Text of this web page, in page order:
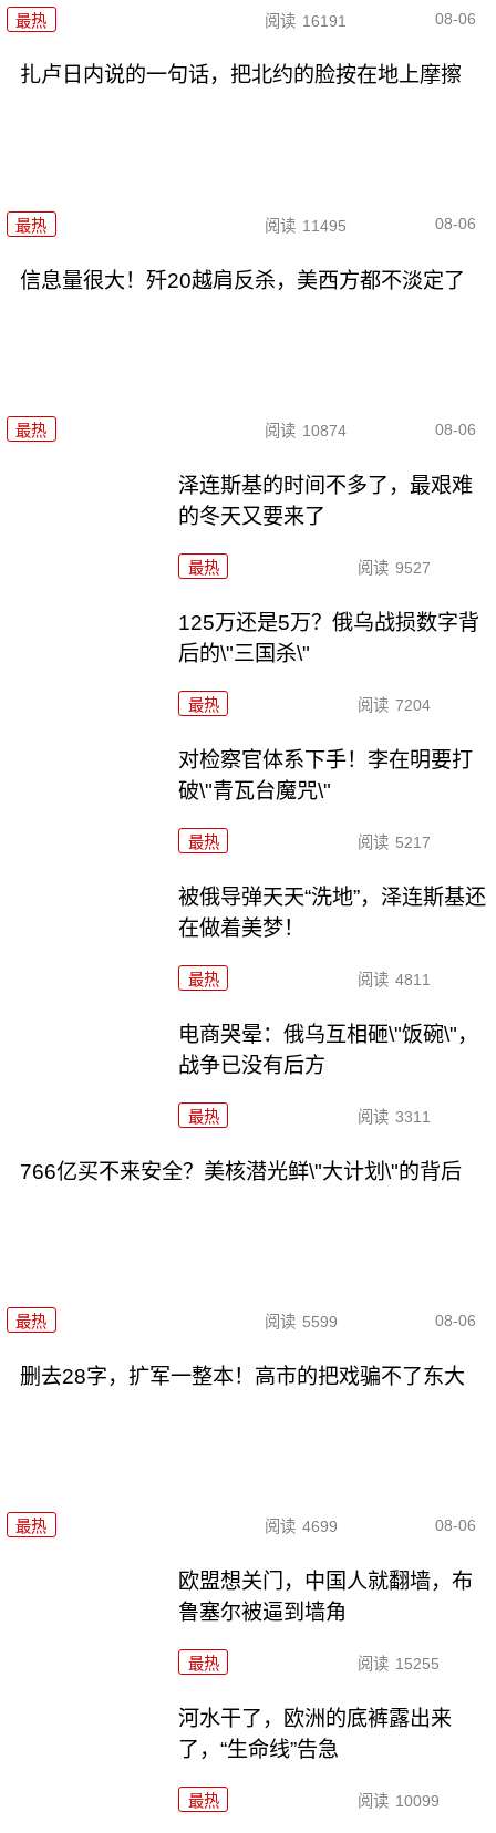
最热 阅读 16191 08-06
扎卢日内说的一句话，把北约的脸按在地上摩擦
最热 阅读 11495 08-06
信息量很大！歼20越肩反杀，美西方都不淡定了
最热 阅读 10874 08-06
泽连斯基的时间不多了，最艰难
的冬天又要来了
最热 阅读 9527
125万还是5万？俄乌战损数字背
后的\"三国杀\"
最热 阅读 7204
对检察官体系下手！李在明要打
破\"青瓦台魔咒\"
最热 阅读 5217
被俄导弹天天“洗地”，泽连斯基还
在做着美梦！
最热 阅读 4811
电商哭晕：俄乌互相砸\"饭碗\"，
战争已没有后方
最热 阅读 3311
766亿买不来安全？美核潜光鲜\"大计划\"的背后
最热 阅读 5599 08-06
删去28字，扩军一整本！高市的把戏骗不了东大
最热 阅读 4699 08-06
欧盟想关门，中国人就翻墙，布
鲁塞尔被逼到墙角
最热 阅读 15255
河水干了，欧洲的底裤露出来
了，“生命线”告急
最热 阅读 10099